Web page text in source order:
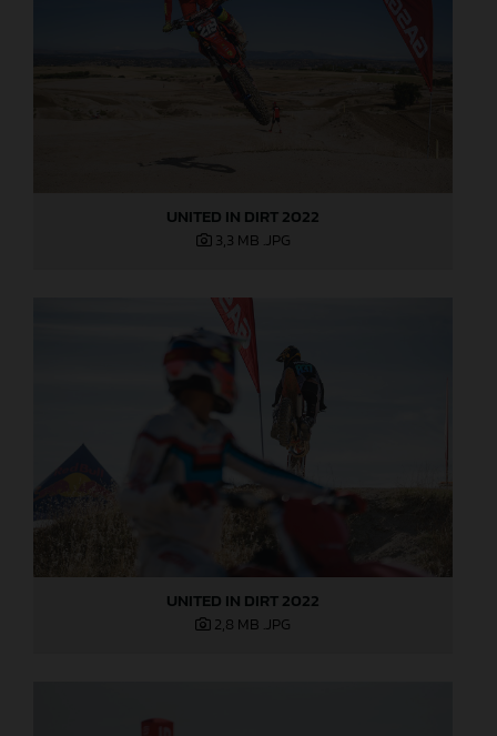
UNITED IN DIRT 2022
3,3 MB .JPG
UNITED IN DIRT 2022
2,8 MB .JPG